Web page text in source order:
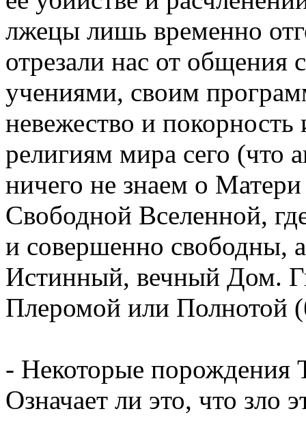
лжецы лишь временно
отрезали нас от
учениями, своим
невежество и
религиям мира сего (что
ничего не знаем о
Свободной Вселенной,
и совершенно свободны,
Истинный, вечный Дом.
Плеромой или Полнотой
- Некоторые порождения
Означает ли это, что зло